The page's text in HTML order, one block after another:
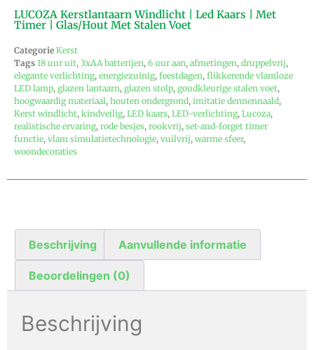
LUCOZA Kerstlantaarn Windlicht | Led Kaars | Met
Timer | Glas/hout Met Stalen Voet
Categorie Kerst
Tags 18 uur uit, 3xAA batterijen, 6 uur aan, afmetingen, druppelvrij,
elegante verlichting, energiezuinig, feestdagen, flikkerende vlamloze
LED lamp, glazen lantaarn, glazen stolp, goudkleurige stalen voet,
hoogwaardig materiaal, houten ondergrond, imitatie dennennaald,
Kerst windlicht, kindveilig, LED kaars, LED-verlichting, Lucoza,
realistische ervaring, rode besjes, rookvrij, set-and-forget timer
functie, vlam simulatietechnologie, vuilvrij, warme sfeer,
woondecoraties
Beschrijving Aanvullende informatie
Beoordelingen (0)
Beschrijving